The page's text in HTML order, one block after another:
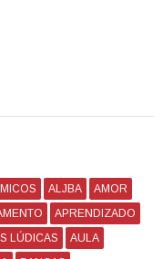
ALJBA
AMOR
APRENDIZADO
LÚDICAS
AULA